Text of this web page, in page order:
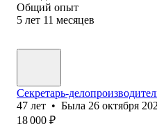
Общий опыт
5 лет 11 месяцев
Секретарь-
47 лет • Была 26 октября
18 000 ₽